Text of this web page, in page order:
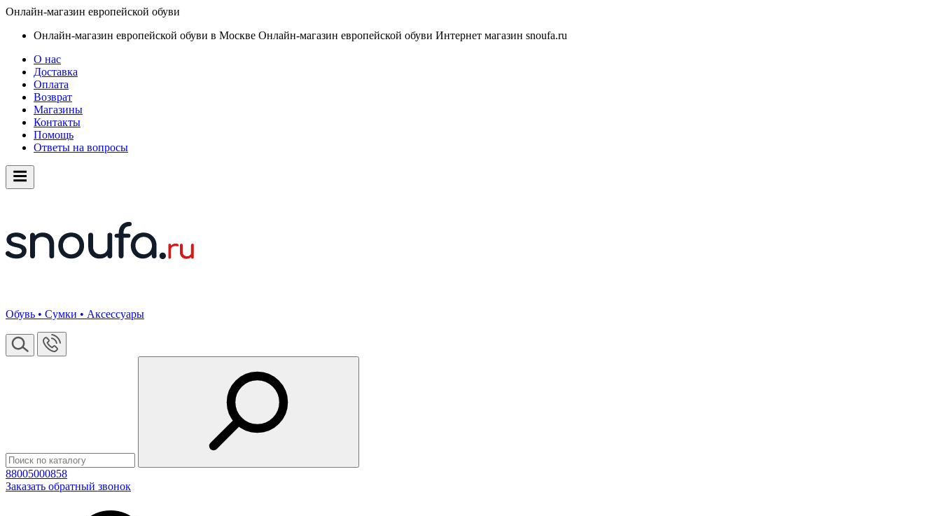
Онлайн-магазин европейской обуви
Онлайн-магазин европейской обуви в Москве Онлайн-магазин европейской обуви Интернет магазин snoufa.ru
О нас
Доставка
Оплата
Возврат
Магазины
Контакты
Помощь
Ответы на вопросы
Обувь • Сумки • Аксессуары
88005000858
Заказать обратный звонок